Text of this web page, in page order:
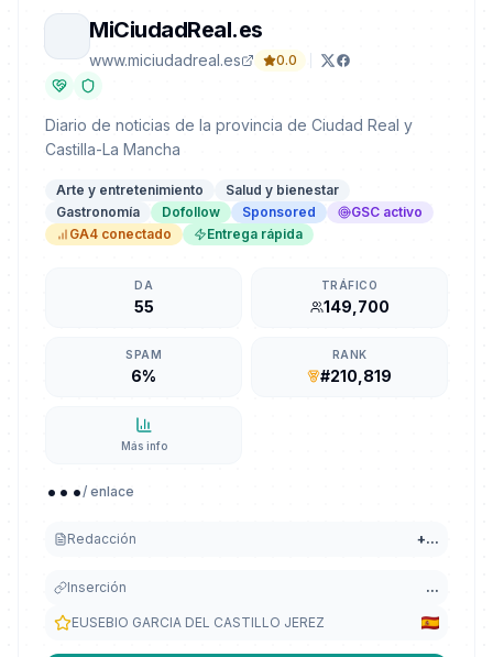
MiCiudadReal.es
www.miciudadreal.es 0.0
Diario de noticias de la provincia de Ciudad Real y
Castilla-La Mancha
Arte y entretenimiento
Salud y bienestar
Gastronomía
Dofollow Sponsored
GSC activo
GA4 conectado
Entrega rápida
DA
55
TRÁFICO
149,700
SPAM
6%
RANK
#210,819
Más info
.../ enlace
Redacción +...
Inserción ...
EUSEBIO GARCIA DEL CASTILLO JEREZ